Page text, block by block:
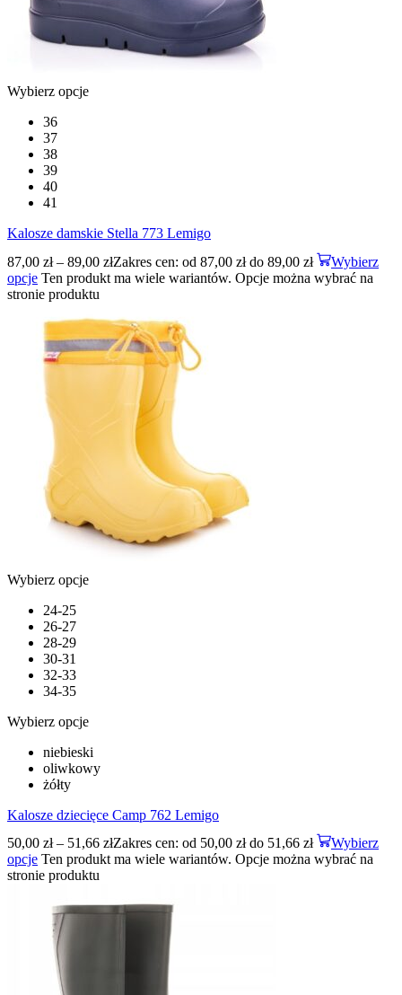
Wybierz opcje
36
37
38
39
40
41
Kalosze damskie Stella 773 Lemigo
87,00 zł – 89,00 złZakres cen: od 87,00 zł do 89,00 zł
Wybierz
opcje Ten produkt ma wiele wariantów. Opcje można wybrać na
stronie produktu
Wybierz opcje
24-25
26-27
28-29
30-31
32-33
34-35
Wybierz opcje
niebieski
oliwkowy
żółty
Kalosze dziecięce Camp 762 Lemigo
50,00 zł – 51,66 złZakres cen: od 50,00 zł do 51,66 zł
Wybierz
opcje Ten produkt ma wiele wariantów. Opcje można wybrać na
stronie produktu